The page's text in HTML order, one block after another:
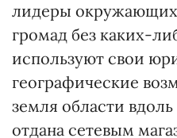
лидеры
громад без каких-
используют свои
географические
земля области
отдана сетевым